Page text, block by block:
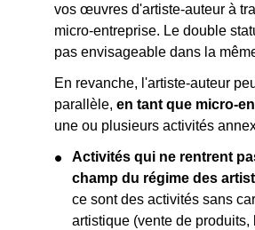
vos œuvres d'artiste-auteur à
micro-entreprise. Le double
pas envisageable dans la
En revanche, l'artiste-auteur
parallèle,en tant que micro-
une ou plusieurs activités
Activités qui ne rentrent
champ du régime des
ce sont des activités sans
artistique (vente de produits,